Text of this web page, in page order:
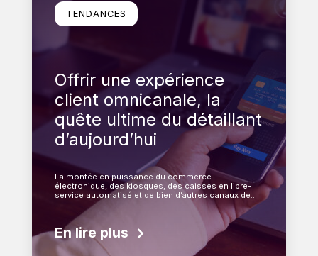
TENDANCES
Offrir une expérience
client omnicanale, la
quête ultime du détaillant
d’aujourd’hui
La montée en puissance du commerce
électronique, des kiosques, des caisses en libre-
service automatisé et de bien d’autres canaux de…
En lire plus